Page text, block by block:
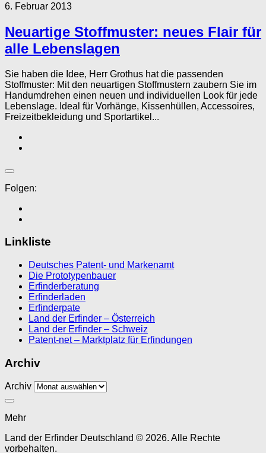
6. Februar 2013
Neuartige Stoffmuster: neues Flair für
alle Lebenslagen
Sie haben die Idee, Herr Grothus hat die passenden
Stoffmuster: Mit den neuartigen Stoffmustern zaubern Sie im
Handumdrehen einen neuen und individuellen Look für jede
Lebenslage. Ideal für Vorhänge, Kissenhüllen, Accessoires,
Freizeitbekleidung und Sportartikel...
Folgen:
Linkliste
Deutsches Patent- und Markenamt
Die Prototypenbauer
Erfinderberatung
Erfinderladen
Erfinderpate
Land der Erfinder – Österreich
Land der Erfinder – Schweiz
Patent-net – Marktplatz für Erfindungen
Archiv
Archiv
Mehr
Land der Erfinder Deutschland © 2026. Alle Rechte
vorbehalten.